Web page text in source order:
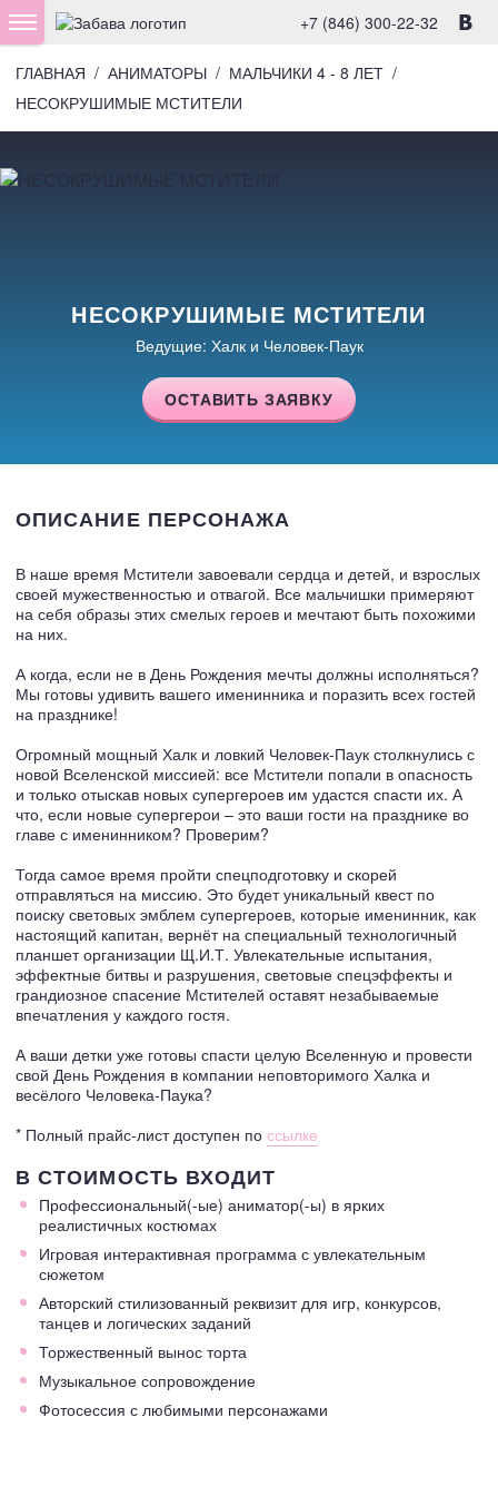
+7 (846) 300-22-32
ГЛАВНАЯ / АНИМАТОРЫ / МАЛЬЧИКИ 4 - 8 ЛЕТ /
НЕСОКРУШИМЫЕ МСТИТЕЛИ
НЕСОКРУШИМЫЕ МСТИТЕЛИ
Ведущие: Халк и Человек-Паук
ОСТАВИТЬ ЗАЯВКУ
ОПИСАНИЕ ПЕРСОНАЖА
В наше время Мстители завоевали сердца и детей, и взрослых
своей мужественностью и отвагой. Все мальчишки примеряют
на себя образы этих смелых героев и мечтают быть похожими
на них.
А когда, если не в День Рождения мечты должны исполняться?
Мы готовы удивить вашего именинника и поразить всех гостей
на празднике!
Огромный мощный Халк и ловкий Человек-Паук столкнулись с
новой Вселенской миссией: все Мстители попали в опасность
и только отыскав новых супергероев им удастся спасти их. А
что, если новые супергерои – это ваши гости на празднике во
главе с именинником? Проверим?
Тогда самое время пройти спецподготовку и скорей
отправляться на миссию. Это будет уникальный квест по
поиску световых эмблем супергероев, которые именинник, как
настоящий капитан, вернёт на специальный технологичный
планшет организации Щ.И.Т. Увлекательные испытания,
эффектные битвы и разрушения, световые спецэффекты и
грандиозное спасение Мстителей оставят незабываемые
впечатления у каждого гостя.
А ваши детки уже готовы спасти целую Вселенную и провести
свой День Рождения в компании неповторимого Халка и
весёлого Человека-Паука?
* Полный прайс-лист доступен по ссылке
В СТОИМОСТЬ ВХОДИТ
Профессиональный(-ые) аниматор(-ы) в ярких
реалистичных костюмах
Игровая интерактивная программа с увлекательным
сюжетом
Авторский стилизованный реквизит для игр, конкурсов,
танцев и логических заданий
Торжественный вынос торта
Музыкальное сопровождение
Фотосессия с любимыми персонажами